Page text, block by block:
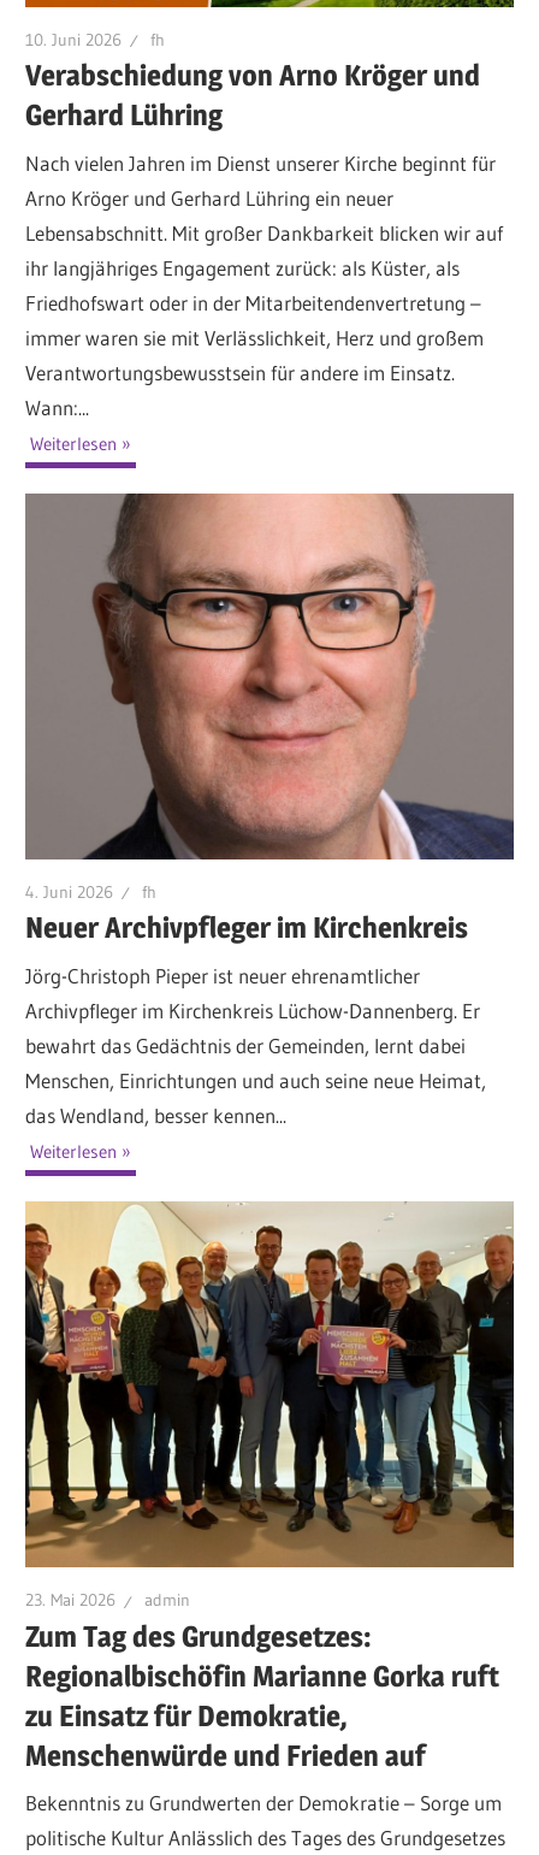
10. Juni 2026 fh
Verabschiedung von Arno Kröger und
Gerhard Lühring
Nach vielen Jahren im Dienst unserer Kirche beginnt für
Arno Kröger und Gerhard Lühring ein neuer
Lebensabschnitt. Mit großer Dankbarkeit blicken wir auf
ihr langjähriges Engagement zurück: als Küster, als
Friedhofswart oder in der Mitarbeitendenvertretung –
immer waren sie mit Verlässlichkeit, Herz und großem
Verantwortungsbewusstsein für andere im Einsatz.
Wann:...
Weiterlesen
4. Juni 2026 fh
Neuer Archivpfleger im Kirchenkreis
Jörg-Christoph Pieper ist neuer ehrenamtlicher
Archivpfleger im Kirchenkreis Lüchow-Dannenberg. Er
bewahrt das Gedächtnis der Gemeinden, lernt dabei
Menschen, Einrichtungen und auch seine neue Heimat,
das Wendland, besser kennen...
Weiterlesen
23. Mai 2026 admin
Zum Tag des Grundgesetzes:
Regionalbischöfin Marianne Gorka ruft
zu Einsatz für Demokratie,
Menschenwürde und Frieden auf
Bekenntnis zu Grundwerten der Demokratie – Sorge um
politische Kultur Anlässlich des Tages des Grundgesetzes